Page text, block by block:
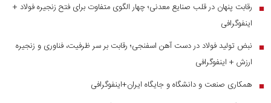
■
رقابت پنهان در قلب صنایع معدنی؛ چهار الگوی متفاوت برای فتح زنجیره فولاد +
اینفوگرافی
■
نبض تولید فولاد در دست آهن اسفنجی؛ رقابت بر سر ظرفیت، فناوری و زنجیره
ارزش + اینفوگرافی
■ همکاری صنعت و دانشگاه و جایگاه ایران+اینفوگرافی